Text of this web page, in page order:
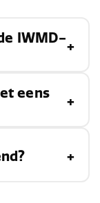
IWMD-
worden
partij,
kosten
eens